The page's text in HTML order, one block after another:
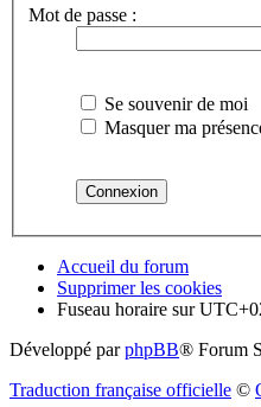
Mot de passe :
Se souvenir de moi
Masquer ma
Accueil du forum
Supprimer les cookies
Fuseau horaire sur
Développé parphpBB® Forum
Traduction française officielle ©